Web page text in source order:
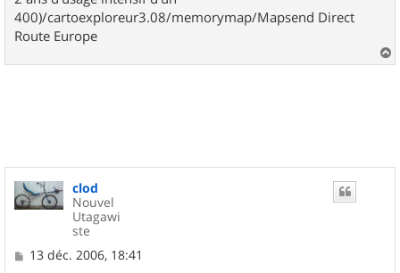
400)/cartoexploreur3.08/memorymap/Mapsend Direct
Route Europe
a
clod
Nouvel
Utagawi
ste
M13 déc. 2006, 18:41